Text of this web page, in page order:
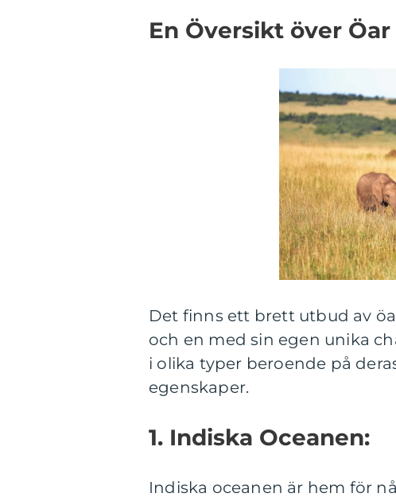
En Översikt över
Det finns ett brett utbud av
och en med sin egen unika
i olika typer beroende på
egenskaper.
1. Indiska Oceanen:
Indiska oceanen är hem för